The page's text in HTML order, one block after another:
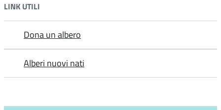
LINK UTILI
Dona un albero
Alberi nuovi nati